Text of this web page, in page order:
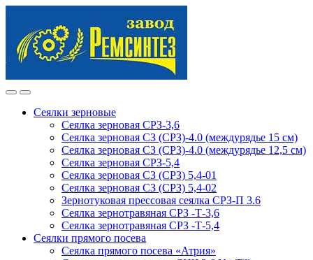
navigation
content
Сеялки зерновые
Сеялка зерновая СРЗ-3,6
Сеялка зерновая СЗ (СРЗ)-4.0 (междурядье 15 см)
Сеялка зерновая СЗ (СРЗ)-4.0 (междурядье 12,5 см)
Сеялка зерновая СРЗ-5,4
Сеялка зерновая СЗ (СРЗ) 5,4-01
Сеялка зерновая СЗ (СРЗ) 5,4-02
Зернотуковая прессовая сеялка СРЗ-П 3.6
Сеялка зернотравяная СРЗ -Т-3,6
Сеялка зернотравяная СРЗ -Т-5,4
Сеялки прямого посева
Сеялка прямого посева «Атрия»